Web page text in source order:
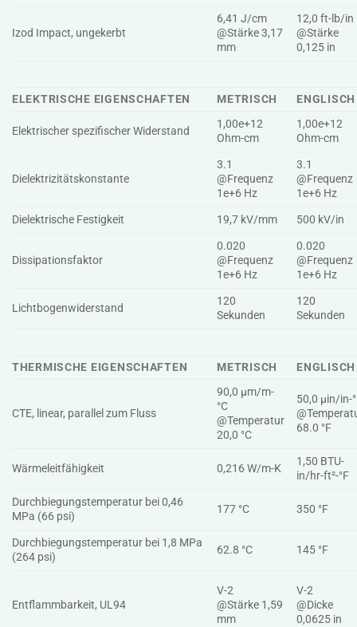
Izod Impact, ungekerbt
6,41 J/cm
@Stärke 3,17
mm
12,0 ft-lb/in
@Stärke
0,125 in
ELEKTRISCHE EIGENSCHAFTEN METRISCH ENGLISCH
Elektrischer spezifischer Widerstand
1,00e+12
Ohm-cm
1,00e+12
Ohm-cm
Dielektrizitätskonstante
3.1
@Frequenz
1e+6 Hz
3.1
@Frequenz
1e+6 Hz
Dielektrische Festigkeit
19,7 kV/mm 500 kV/in
Dissipationsfaktor
0.020
@Frequenz
1e+6 Hz
0.020
@Frequenz
1e+6 Hz
Lichtbogenwiderstand
120
Sekunden
120
Sekunden
THERMISCHE EIGENSCHAFTEN METRISCH ENGLISCH
CTE, linear, parallel zum Fluss
90,0 µm/m-
°C
@Temperatur
20,0 °C
50,0 µin/in-
68.0 °F
Wärmeleitfähigkeit 0,216 W/m-K
1,50 BTU-
in/hr-ft²-°F
Durchbiegungstemperatur bei 0,46
MPa (66 psi)
177 °C 350 °F
Durchbiegungstemperatur bei 1,8 MPa
(264 psi)
62.8 °C 145 °F
Entflammbarkeit, UL94
V-2
@Stärke 1,59
mm
V-2
@Dicke
0,0625 in